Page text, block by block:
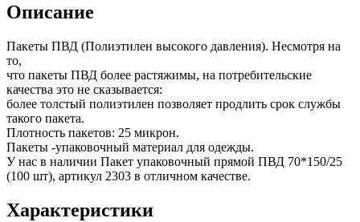
Описание
Пакеты ПВД (Полиэтилен высокого давления). Несмотря на
то,
что пакеты ПВД более растяжимы, на потребительские
качества это не сказывается:
более толстый полиэтилен позволяет продлить срок службы
такого пакета.
Плотность пакетов: 25 микрон.
Пакеты -упаковочный материал для одежды.
У нас в наличии Пакет упаковочный прямой ПВД 70*150/25
(100 шт), артикул 2303 в отличном качестве.
Характеристики